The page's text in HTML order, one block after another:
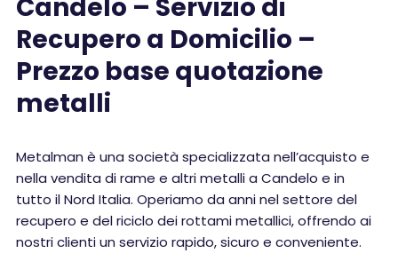
Candelo – Servizio di
Recupero a Domicilio –
Prezzo base quotazione
metalli
Metalman è una società specializzata nell’acquisto e
nella vendita di rame e altri metalli a Candelo e in
tutto il Nord Italia. Operiamo da anni nel settore del
recupero e del riciclo dei rottami metallici, offrendo ai
nostri clienti un servizio rapido, sicuro e conveniente.